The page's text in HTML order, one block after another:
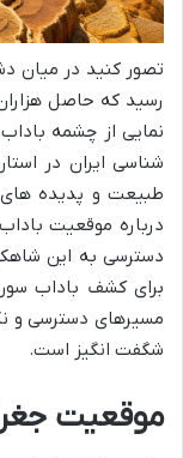
تصور کنید در میان
رسید که حاصل
نمایی از چشمه
شناسی ایران در
طبیعت و پدیده های
درباره موقعیت
دسترسی به این
برای کشف باداب
مسیرهای دسترسی و
شگفت انگیز است.
موقعیت